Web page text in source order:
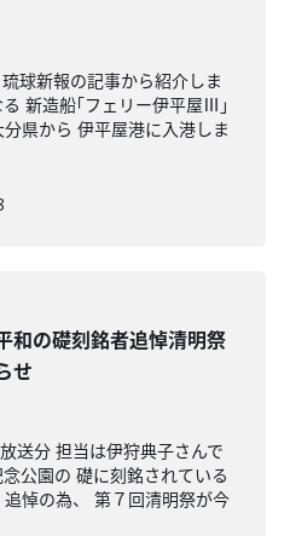
球新報の記事から紹介しま
新造船｢フェリー伊平屋Ⅲ｣
県から 伊平屋港に入港しま
和の礎刻銘者追悼清明祭
せ
送分 担当は伊狩典子さんで
公園の 礎に刻銘されている
悼の為、 第７回清明祭が今